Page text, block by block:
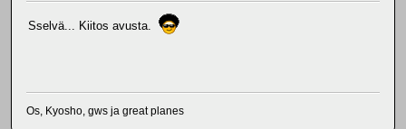
Sselvä... Kiitos avusta.
Os, Kyosho, gws ja great planes